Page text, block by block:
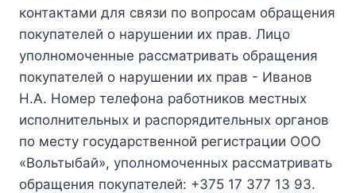
контактами для связи по вопросам обращения
покупателей о нарушении их прав. Лицо
уполномоченные рассматривать обращения
покупателей о нарушении их прав - Иванов
Н.А. Номер телефона работников местных
исполнительных и распорядительных органов
по месту государственной регистрации ООО
«Вольтыбай», уполномоченных рассматривать
обращения покупателей: +375 17 377 13 93.